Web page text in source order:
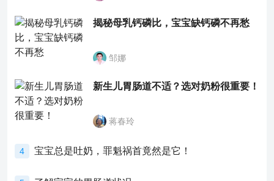
揭秘母乳钙磷比，宝宝缺钙磷不再愁
邹娜
新生儿胃肠道不适？选对奶粉很重要！
蒋春玲
4 宝宝总是吐奶，罪魁祸首竟然是它！